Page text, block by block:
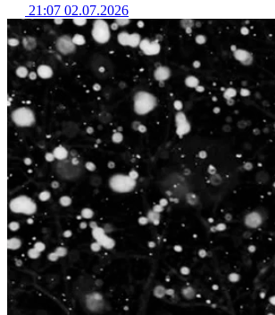
21:07 02.07.2026